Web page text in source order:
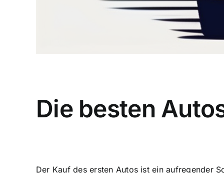
Die besten
Der Kauf des ersten Autos ist ein aufregender